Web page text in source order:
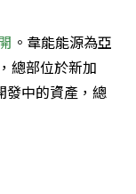
。韋能能源為亞
總部位於新加
發中的資產，總